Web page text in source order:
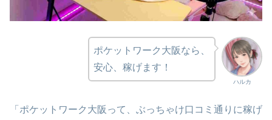
ハルカ
ポケットワーク大阪なら、
安心、稼げます！
「ポケットワーク大阪って、ぶっちゃけ口コミ通りに稼げ